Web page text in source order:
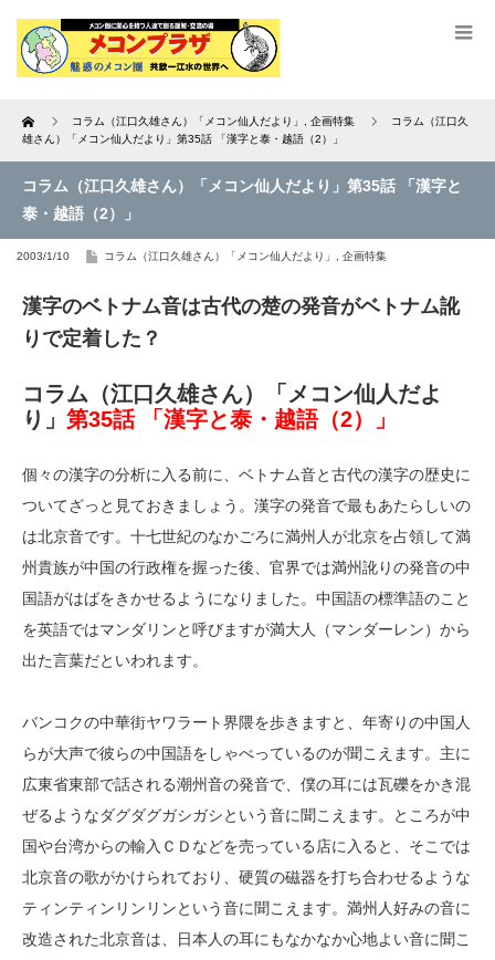
Home コラム（江口久雄さん）「メコン仙人だより」 企画特集
コラム（江口久
雄さん）「メコン仙人だより」第35話 「漢字と泰・越語（2）」
コラム（江口久雄さん）「メコン仙人だより」第35話 「漢字と
泰・越語（2）」
2003/1/10 コラム（江口久雄さん）「メコン仙人だより」 企画特集
漢字のベトナム音は古代の楚の発音がベトナム訛
りで定着した？
コラム（江口久雄さん）「メコン仙人だよ
り」 第35話 「漢字と泰・越語（2）」
個々の漢字の分析に入る前に、ベトナム音と古代の漢字の歴史に
ついてざっと見ておきましょう。漢字の発音で最もあたらしいの
は北京音です。十七世紀のなかごろに満州人が北京を占領して満
州貴族が中国の行政権を握った後、官界では満州訛りの発音の中
国語がはばをきかせるようになりました。中国語の標準語のこと
を英語ではマンダリンと呼びますが満大人（マンダーレン）から
出た言葉だといわれます。
バンコクの中華街ヤワラート界隈を歩きますと、年寄りの中国人
らが大声で彼らの中国語をしゃべっているのが聞こえます。主に
広東省東部で話される潮州音の発音で、僕の耳には瓦礫をかき混
ぜるようなダグダグガシガシという音に聞こえます。ところが中
国や台湾からの輸入ＣＤなどを売っている店に入ると、そこでは
北京音の歌がかけられており、硬質の磁器を打ち合わせるような
ティンティンリンリンという音に聞こえます。満州人好みの音に
改造された北京音は、日本人の耳にもなかなか心地よい音に聞こ